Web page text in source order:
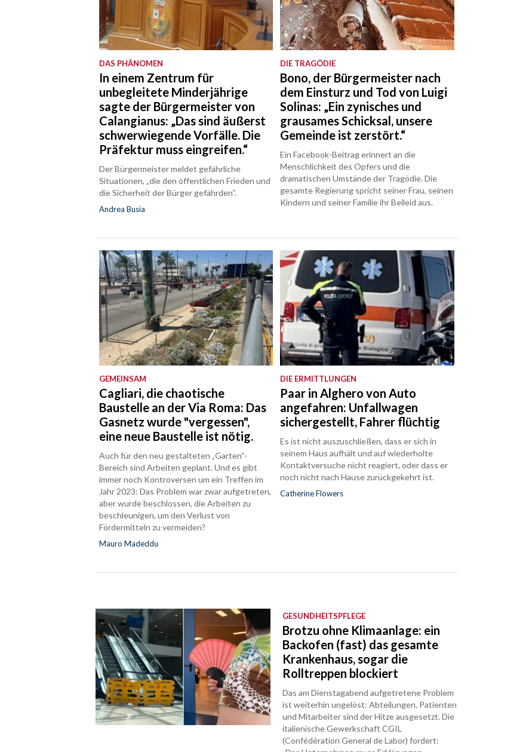
DAS PHÄNOMEN
In einem Zentrum für
unbegleitete Minderjährige
sagte der Bürgermeister von
Calangianus: „Das sind äußerst
schwerwiegende Vorfälle. Die
Präfektur muss eingreifen.“
Der Bürgermeister meldet gefährliche
Situationen, „die den öffentlichen Frieden und
die Sicherheit der Bürger gefährden“.
Andrea Busia
DIE TRAGÖDIE
Bono, der Bürgermeister nach
dem Einsturz und Tod von Luigi
Solinas: „Ein zynisches und
grausames Schicksal, unsere
Gemeinde ist zerstört.“
Ein Facebook-Beitrag erinnert an die
Menschlichkeit des Opfers und die
dramatischen Umstände der Tragödie. Die
gesamte Regierung spricht seiner Frau, seinen
Kindern und seiner Familie ihr Beileid aus.
GEMEINSAM
Cagliari, die chaotische
Baustelle an der Via Roma: Das
Gasnetz wurde "vergessen",
eine neue Baustelle ist nötig.
Auch für den neu gestalteten „Garten“-
Bereich sind Arbeiten geplant. Und es gibt
immer noch Kontroversen um ein Treffen im
Jahr 2023: Das Problem war zwar aufgetreten,
aber wurde beschlossen, die Arbeiten zu
beschleunigen, um den Verlust von
Fördermitteln zu vermeiden?
Mauro Madeddu
DIE ERMITTLUNGEN
Paar in Alghero von Auto
angefahren: Unfallwagen
sichergestellt, Fahrer flüchtig
Es ist nicht auszuschließen, dass er sich in
seinem Haus aufhält und auf wiederholte
Kontaktversuche nicht reagiert, oder dass er
noch nicht nach Hause zurückgekehrt ist.
Catherine Flowers
GESUNDHEITSPFLEGE
Brotzu ohne Klimaanlage: ein
Backofen (fast) das gesamte
Krankenhaus, sogar die
Rolltreppen blockiert
Das am Dienstagabend aufgetretene Problem
ist weiterhin ungelöst: Abteilungen, Patienten
und Mitarbeiter sind der Hitze ausgesetzt. Die
italienische Gewerkschaft CGIL
(Confédération General de Labor) fordert: